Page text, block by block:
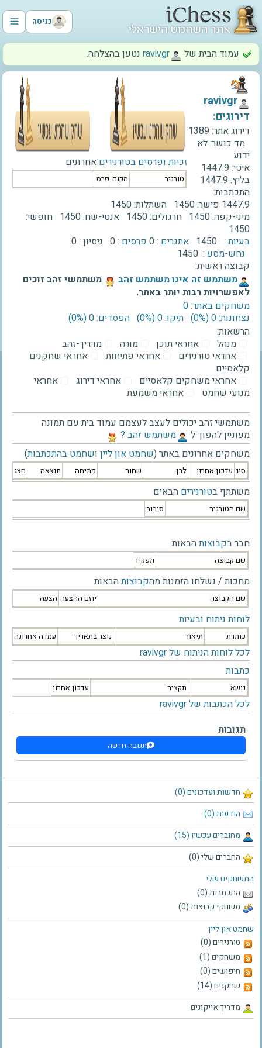
כניסה
עמוד הבית של ‫ravivgr‬ נטען בהצלחה.
חדשות ועדכונים (0)
הודעות (0)
מחוברים עכשיו (15)
החברים שלי (0)
המשחקים שלי
התכתבות (0)
משחקי קבוצות (0)
שחמט און ליין
טורנירים (0)
משחקים (1)
חיפושים (0)
שחקנים (14)
מדריך אייקונים
זכיות ופרסים בטורנירים אחרונים
טורניר מקום פרס
‫ravivgr‬
דירוגים:
דירוג אתר:1389
מד כושר:לא
ידוע
איטי:1447.9
בליץ:1447.9
התכתבות:
1447.9 פישר:1450 השתלות:1450
מיני-קפה:1450 חרגולים:1450 אנטי-שח:1450 חופשי:
1450
בעיות : 1450 אתגרים :0 פרסים :0 ניסיון :0
נחש-מסע : 1450
קבוצה ראשית:
‫משתמש זה אינו משתמש זהב‬
משתמשי זהב זוכים
לאפשרויות רבות יותר באתר.
משחקים באתר: 0
נצחונות: 0 ‫(0%)‬
תיקו: 0 ‫(0%)‬
הפסדים: 0 ‫(0%)‬
הרשאות:
מנהל
אחראי תוכן מורה
מדריך-זהב
אחראי טורנירים
אחראי פתיחות
אחראי שחקנים
קלאסיים
אחראי משחקים קלאסיים
אחראי דירוג
אחראי
מנועי שחמט
אחראי משמעת
משתמשי זהב יכולים לעצב לעצמם עמוד בית עם תמונה
מעוניין להפוך ל
‫משתמש זהב ?‬
משחקים אחרונים באתר (שחמט און ליין ושחמט בהתכתבות)
סוג עדכון אחרון לבן שחור פתיחה תוצאה הצג
משתתף בטורנירים הבאים
שם הטורניר סיבוב
חבר בקבוצותהבאות
שם קבוצה תפקיד
מחכות / נשלחו הזמנות מהקבוצותהבאות
שם הקבוצה יוזם ההצעה הצעה
לוחות ניתוח ובעיות
כותרת תיאור נוצר בתאריך עמדה אחרונה
לכל לוחות הניתוח של ravivgr
כתבות
נושא תקציר עדכון אחרון
לכל הכתבות של ravivgr
תגובות
תגובה חדשה